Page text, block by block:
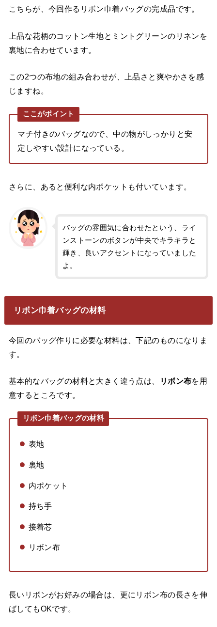
こちらが、今回作るリボン巾着バッグの完成品です。
上品な花柄のコットン生地とミントグリーンのリネンを
裏地に合わせています。
この2つの布地の組み合わせが、上品さと爽やかさを感
じますね。
ここがポイント
マチ付きのバッグなので、中の物がしっかりと安
定しやすい設計になっている。
さらに、あると便利な内ポケットも付いています。
バッグの雰囲気に合わせたという、ライ
ンストーンのボタンが中央でキラキラと
輝き、良いアクセントになっていました
よ。
リボン巾着バッグの材料
今回のバッグ作りに必要な材料は、下記のものになりま
す。
基本的なバッグの材料と大きく違う点は、 リボン布を用
意するところです。
リボン巾着バッグの材料
表地
裏地
内ポケット
持ち手
接着芯
リボン布
長いリボンがお好みの場合は、更にリボン布の長さを伸
ばしてもOKです。